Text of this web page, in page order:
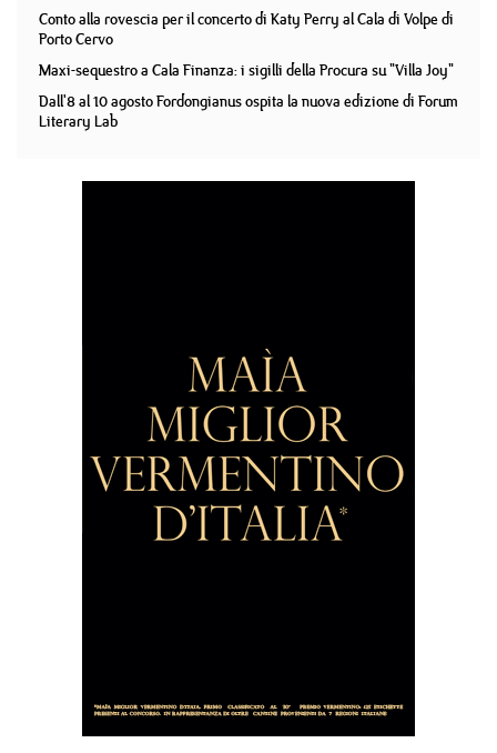
Conto alla rovescia per il concerto di Katy Perry al Cala di Volpe di
Porto Cervo
Maxi-sequestro a Cala Finanza: i sigilli della Procura su "Villa Joy"
Dall'8 al 10 agosto Fordongianus ospita la nuova edizione di Forum
Literary Lab